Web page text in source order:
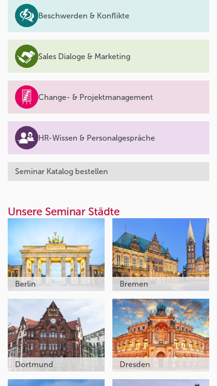
Beschwerden & Konflikte
Sales Dialoge & Marketing
Change- & Projektmanagement
HR-Wissen & Personalgespräche
Seminar Katalog bestellen
Unsere Seminar Städte
Berlin Bremen
Dortmund Dresden